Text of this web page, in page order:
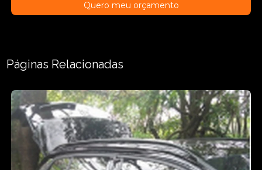
Quero meu orçamento
Páginas Relacionadas